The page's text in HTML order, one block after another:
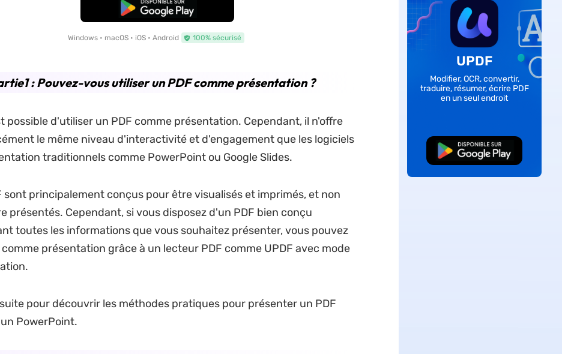
TÉLÉCHARGER
Windows • macOS • iOS • Android 100% sécurisé
: Pouvez-vous utiliser un PDF comme présentation ?
possible d'utiliser un PDF comme présentation. Cependant, il n'offre
le même niveau d'interactivité et d'engagement que les logiciels
traditionnels comme PowerPoint ou Google Slides.
sont principalement conçus pour être visualisés et imprimés, et non
présentés. Cependant, si vous disposez d'un PDF bien conçu
toutes les informations que vous souhaitez présenter, vous pouvez
présentation grâce à un lecteur PDF comme UPDF avec mode
pour découvrir les méthodes pratiques pour présenter un PDF
PowerPoint.
UPDF
Modifier, OCR, convertir,
traduire, résumer, écrire PDF
en un seul endroit
TÉLÉCHARGER